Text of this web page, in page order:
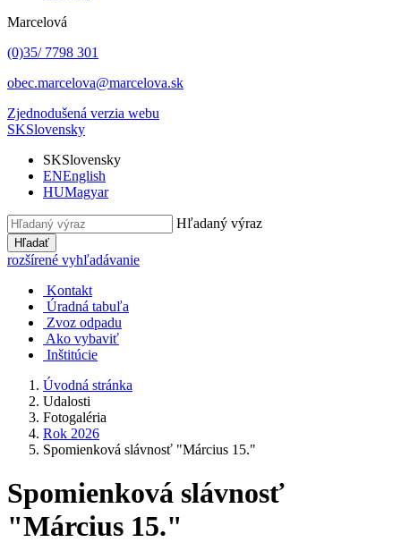
Marcelová
(0)35/ 7798 301
obec.marcelova@marcelova.sk
Zjednodušená verzia webu
SKSlovensky
SKSlovensky
ENEnglish
HUMagyar
Hľadaný výraz
Hľadať
rozšírené vyhľadávanie
Kontakt
Úradná tabuľa
Zvoz odpadu
Ako vybaviť
Inštitúcie
Úvodná stránka
Udalosti
Fotogaléria
Rok 2026
Spomienková slávnosť "Március 15."
Spomienková slávnosť
"Március 15."